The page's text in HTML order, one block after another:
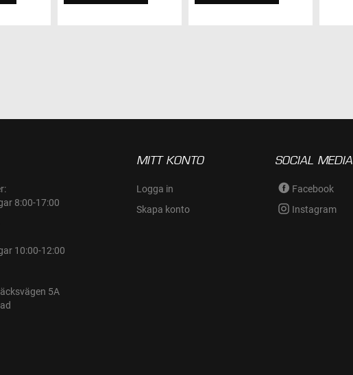
8:00-17:00
10:00-12:00
5A
MITT KONTO
Logga in
Skapa konto
SOCIAL MEDIA
Facebook
Instagram